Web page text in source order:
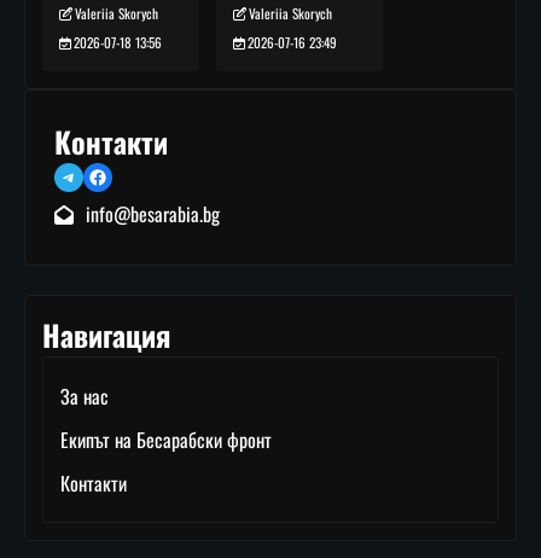
Valeriia Skorych
2026-07-18 13:56
Valeriia Skorych
2026-07-16 23:49
Контакти
TelegramFacebook
info@besarabia.bg
Навигация
За нас
Екипът на Бесарабски фронт
Контакти